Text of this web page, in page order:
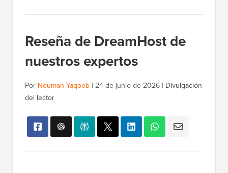
Reseña de DreamHost de
nuestros expertos
Por Nouman Yaqoob | 24 de junio de 2026 | Divulgación
del lector